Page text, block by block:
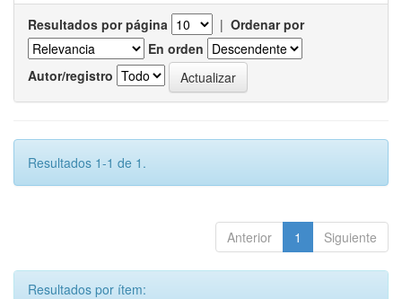
Resultados por página | Ordenar por
En orden
Autor/registro
Resultados 1-1 de 1.
Anterior 1 Siguiente
Resultados por ítem: